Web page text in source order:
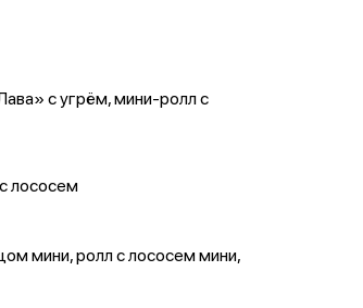
с угрём, мини-ролл с
лососем
мини, ролл с лососем мини,